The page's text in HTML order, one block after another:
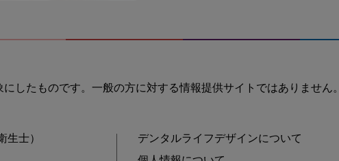
したものです。一般の方に対する情報提供サイトではありません。
生士）
デンタルライフデザインについて